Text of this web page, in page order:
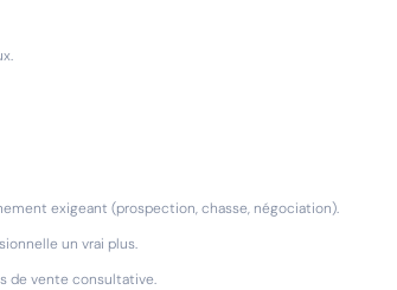
exigeant (prospection, chasse, négociation).
un vrai plus.
de vente consultative.